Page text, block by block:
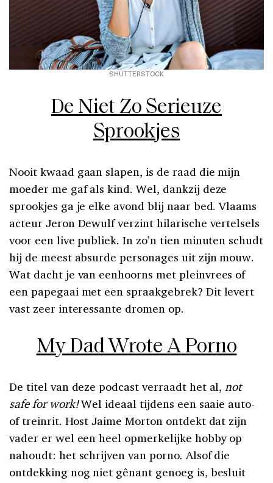
SHUTTERSTOCK
De Niet Zo Serieuze
Sprookjes
Nooit kwaad gaan slapen, is de raad die mijn
moeder me gaf als kind. Wel, dankzij deze
sprookjes ga je elke avond blij naar bed. Vlaams
acteur Jeron Dewulf verzint hilarische vertelsels
voor een live publiek. In zo’n tien minuten schudt
hij de meest absurde personages uit zijn mouw.
Wat dacht je van eenhoorns met pleinvrees of
een papegaai met een spraakgebrek? Dit levert
vast zeer interessante dromen op.
My Dad Wrote A Porno
De titel van deze podcast verraadt het al,not
safe for work!Wel ideaal tijdens een saaie auto-
of treinrit. Host Jaime Morton ontdekt dat zijn
vader er wel een heel opmerkelijke hobby op
nahoudt: het schrijven van porno. Alsof die
ontdekking nog niet gênant genoeg is, besluit